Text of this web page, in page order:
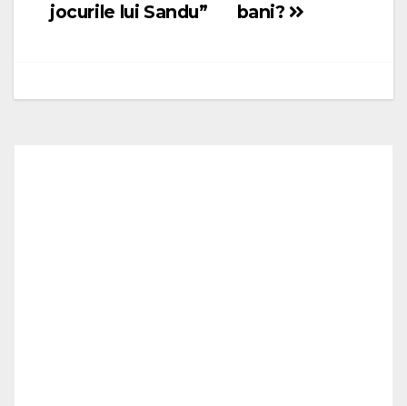
în
bani?
jocurile lui Sandu”